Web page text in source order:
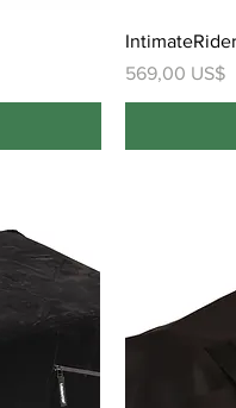
Precio
569,00 US$